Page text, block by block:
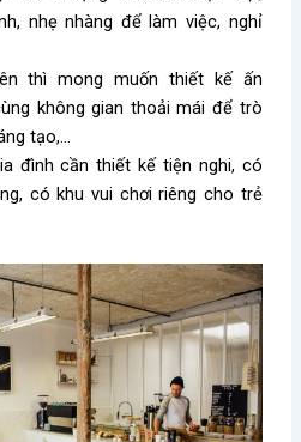
nhẹ nhàng để làm việc, nghỉ
thì mong muốn thiết kế ấn
không gian thoải mái để trò
tạo,…
đình cần thiết kế tiện nghi, có
có khu vui chơi riêng cho trẻ